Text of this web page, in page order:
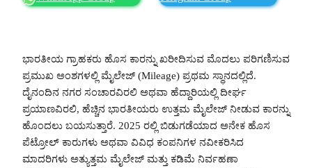
ಭಾರತೀಯ ಗ್ರಾಹಕರು ಹೊಸ ಕಾರನ್ನು ಖರೀದಿಸುವ ಮೊದಲು ಪರಿಗಣಿಸುವ
ಪ್ರಮುಖ ಅಂಶಗಳಲ್ಲಿ ಮೈಲೇಜ್ (Mileage) ಪ್ರಥಮ ಸ್ಥಾನದಲ್ಲಿದೆ.
ದೈನಂದಿನ ನಗರ ಸಂಚಾರವಿರಲಿ ಅಥವಾ ಹೆದ್ದಾರಿಯಲ್ಲಿ ದೀರ್ಘ
ಪ್ರಯಾಣವಿರಲಿ, ಹೆಚ್ಚಿನ ಭಾರತೀಯರು ಉತ್ತಮ ಮೈಲೇಜ್ ನೀಡುವ ಕಾರನ್ನು
ಹೊಂದಲು ಬಯಸುತ್ತಾರೆ. 2025 ರಲ್ಲಿ ಬಿಡುಗಡೆಯಾದ ಅನೇಕ ಹೊಸ
ಪೆಟ್ರೋಲ್ ಕಾರುಗಳು ಅಥವಾ ವಿವಿಧ ಕಂಪನಿಗಳ ನವೀಕರಿಸಿದ
ಮಾದರಿಗಳು ಅತ್ಯುತ್ತಮ ಮೈಲೇಜ್ ಮತ್ತು ಕಡಿಮೆ ನಿರ್ವಹಣಾ